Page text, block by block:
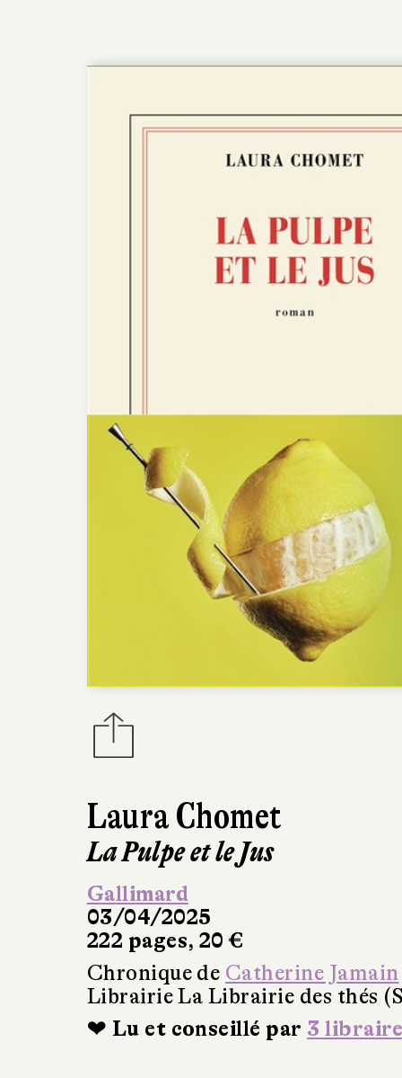
Laura Chomet
La Pulpe et le Jus
Gallimard
03/04/2025
222 pages, 20 €
Chronique de Catherine Jamain
Librairie La Librairie des thés
❤ Lu et conseillé par 3